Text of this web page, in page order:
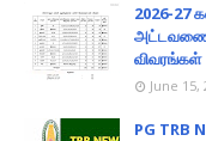
2026-27
அட்டவணை
விவரங்கள்
June 15,
PG TRB